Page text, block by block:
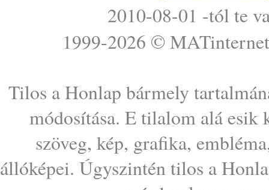
2010-08-01 -tól te
1999-2026 © MATinternet
Tilos a Honlap bármely
módosítása. E tilalom alá esik
szöveg, kép, grafika,
állóképei. Úgyszintén tilos a